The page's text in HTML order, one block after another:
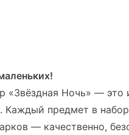
Ночь» —
предмет в
— качественно,